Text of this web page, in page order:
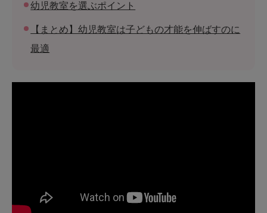
幼児教室を選ぶポイント
【まとめ】幼児教室は子どもの才能を伸ばすのに
最適